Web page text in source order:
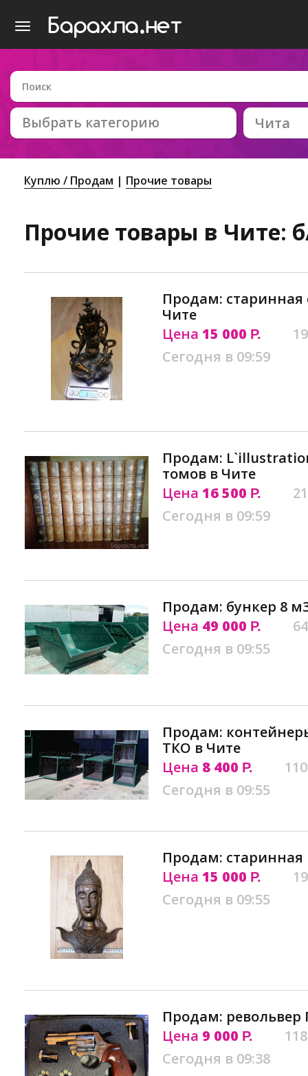
Выбрать категорию Чита
Куплю / Продам Прочие товары
Прочие товары в Чите:
Продам: старинная
Чите
Цена 15 000 Р.
Сегодня в 09:59
Продам:
томов в Чите
Цена 16 500 Р.
Сегодня в 09:59
Продам: бункер 8
Цена 49 000 Р.
Сегодня в 09:55
Продам:
ТКО в Чите
Цена 8 400 Р.
Сегодня в 09:55
Продам: старинная
Цена 15 000 Р.
Сегодня в 09:55
Продам: револьвер
Цена 9 000 Р.
Сегодня в 09:38